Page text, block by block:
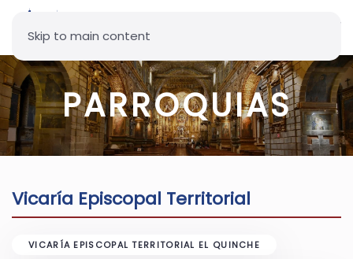
Skip to main content
PARROQUIAS
Vicaría Episcopal Territorial
VICARÍA EPISCOPAL TERRITORIAL EL QUINCHE